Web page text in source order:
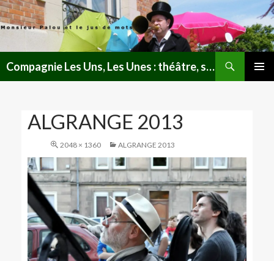
Compagnie Les Uns, Les Unes : théâtre, spectacles, lectures publiques en Lorraine
ALGRANGE 2013
2048 × 1360 ALGRANGE 2013